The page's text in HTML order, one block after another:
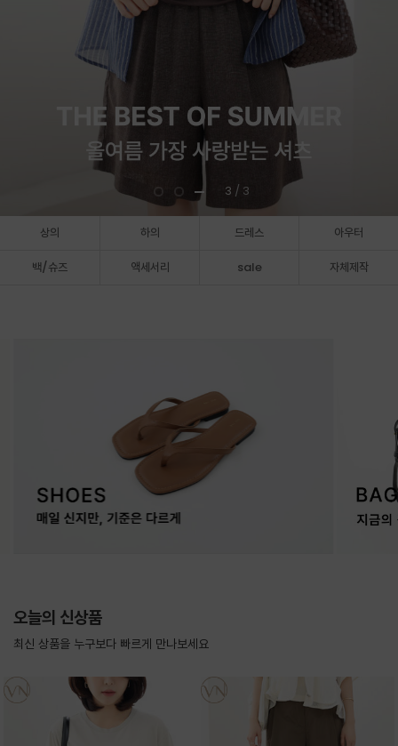
3 / 3
상의 하의 드레스 아우터
백/슈즈 액세서리 sale 자체제작
오늘의 신상품
최신 상품을 누구보다 빠르게 만나보세요